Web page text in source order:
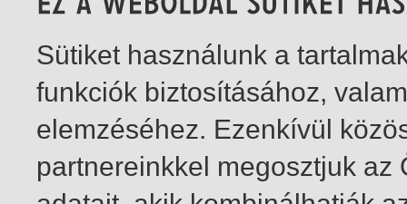
Sütiket használunk a
funkciók biztosításához,
elemzéséhez. Ezenkívül
partnereinkkel megosztjuk